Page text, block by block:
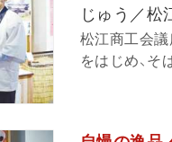
じゅう／松
松江商工会議
をはじめ、そ